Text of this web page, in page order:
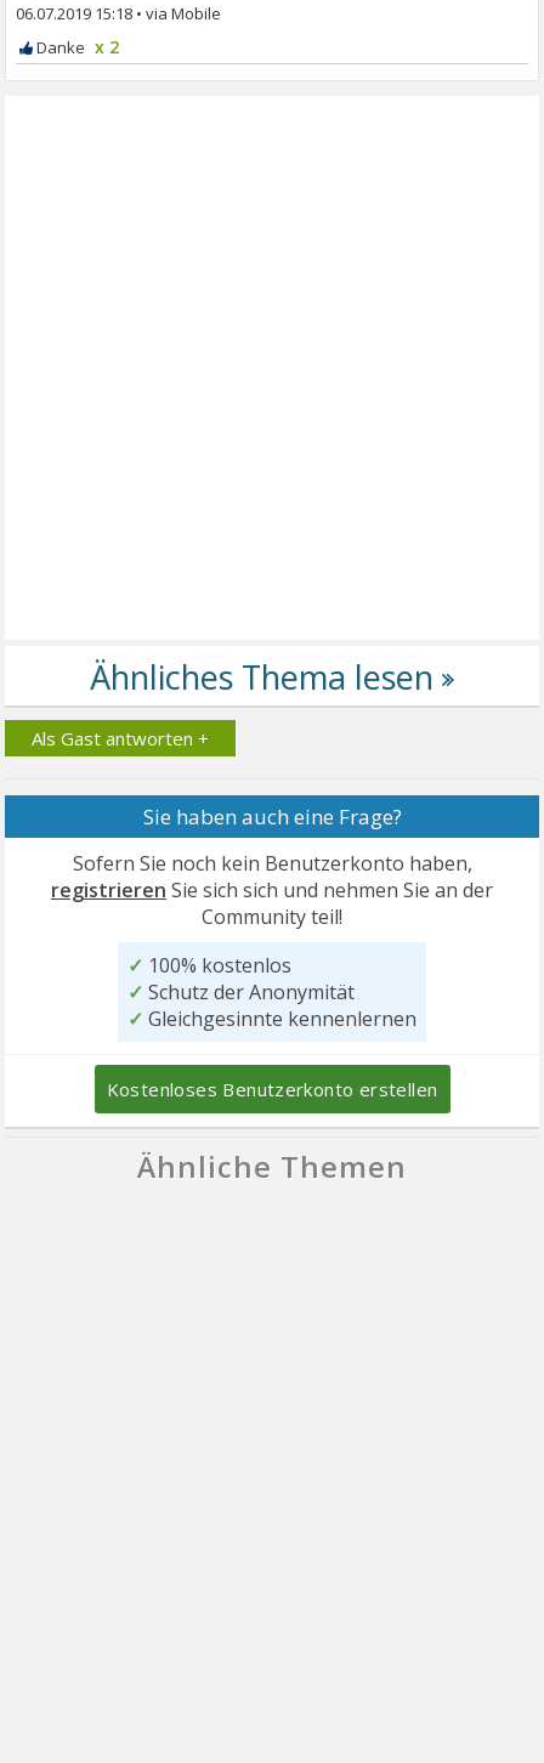
06.07.2019 15:18 •
x 2
Als Gast antworten +
Sie haben auch eine Frage?
Sofern Sie noch kein Benutzerkonto haben,
registrieren Sie sich sich und nehmen Sie an der
Community teil!
✓ 100% kostenlos
✓ Schutz der Anonymität
✓ Gleichgesinnte kennenlernen
Kostenloses Benutzerkonto erstellen
Ähnliche Themen